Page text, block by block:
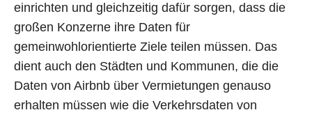
einrichten und gleichzeitig dafür sorgen, dass die
großen Konzerne ihre Daten für
gemeinwohlorientierte Ziele teilen müssen. Das
dient auch den Städten und Kommunen, die die
Daten von Airbnb über Vermietungen genauso
erhalten müssen wie die Verkehrsdaten von